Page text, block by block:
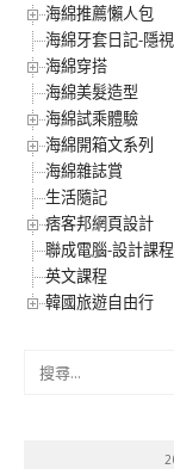
海綿推薦懶人包
海綿牙套日記-隱
海綿穿搭
海綿美髮造型
海綿試乘體驗
海綿開箱文系列
海綿雜誌賞
生活隨記
痞客邦網頁設計
聯成電腦-設計課程
英文課程
韓國旅遊自由行